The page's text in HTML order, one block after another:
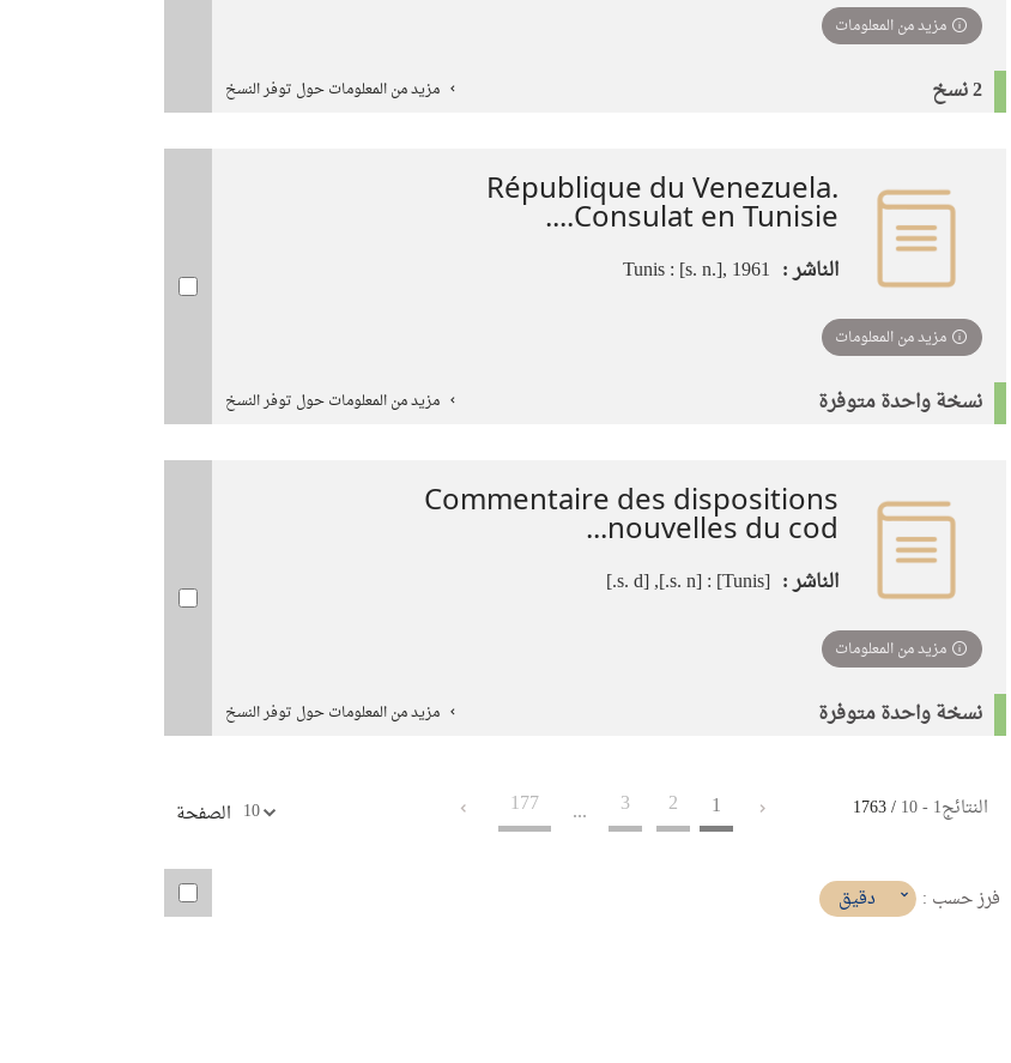
مزيد من المعلومات
2 نسخ مزيد من المعلومات حول توفر النسخ
République du Venezuela.
Consulat en Tunisie....
الناشر : Tunis : [s. n.], 1961
مزيد من المعلومات
نسخة واحدة متوفرة مزيد من المعلومات حول توفر النسخ
Commentaire des dispositions
nouvelles du cod...
الناشر : [Tunis] : [s. n.], [s. d.]
مزيد من المعلومات
نسخة واحدة متوفرة مزيد من المعلومات حول توفر النسخ
النتائج1
-
10
/ 1763
1
2
3
...
177
10 الصفحة
فرز حسب : (imediat
تأثير)
دقيق